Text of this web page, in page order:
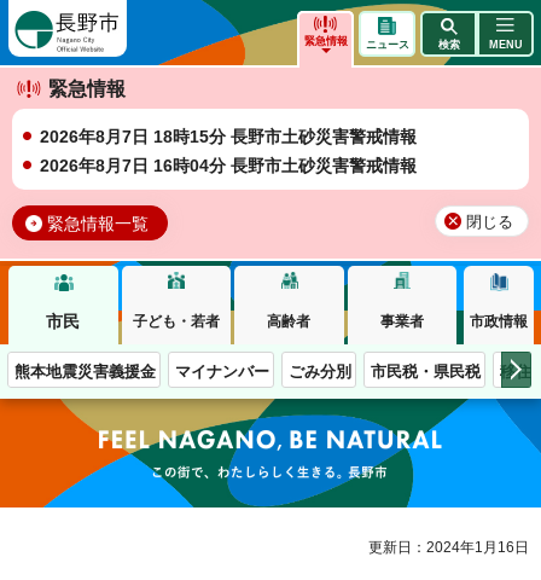
緊急情報
緊急情報
2026年8月7日 18時15分 長野市土砂災害警戒情報
2026年8月7日 16時04分 長野市土砂災害警戒情報
緊急情報一覧 閉じる
ニュース 検索 MENU
市民 子ども・若者 高齢者 事業者 市政情報
熊本地震災害義援金 マイナンバー ごみ分別 市民税・県民税 移住
この街で、わたしらしく生きる。長野市
更新日：2024年1月16日